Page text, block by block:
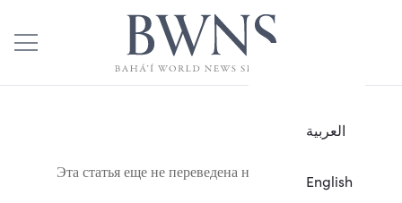
العربية
English
Эта статья еще не переведена на русский язык.